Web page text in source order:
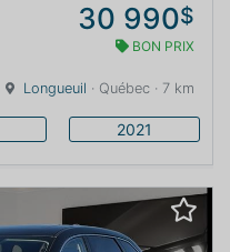
30 990$
BON PRIX
Longueuil · Québec · 7 km
2021